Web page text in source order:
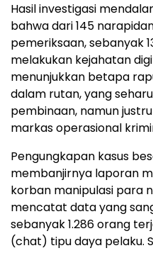
Hasil investigasi
bahwa dari 145
pemeriksaan, sebanyak
melakukan kejahatan
menunjukkan betapa
dalam rutan, yang
pembinaan, namun
markas operasional
Pengungkapan kasus
membanjirnya laporan
korban manipulasi para
mencatat data yang
sebanyak 1.286 orang
(chat) tipu daya pelaku.